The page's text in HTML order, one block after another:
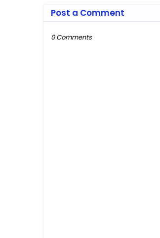
Post a Comment
0 Comments